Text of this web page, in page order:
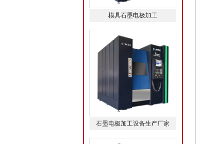
模具石墨电极加工
石墨电极加工设备生产厂家